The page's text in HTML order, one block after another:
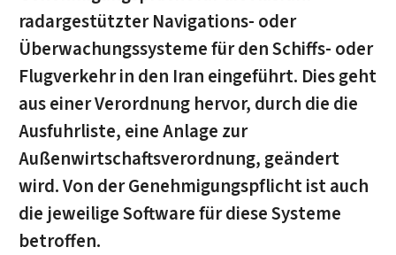
radargestützter Navigations- oder
Überwachungssysteme für den Schiffs- oder
Flugverkehr in den Iran eingeführt. Dies geht
aus einer Verordnung hervor, durch die die
Ausfuhrliste, eine Anlage zur
Außenwirtschaftsverordnung, geändert
wird. Von der Genehmigungspflicht ist auch
die jeweilige Software für diese Systeme
betroffen.